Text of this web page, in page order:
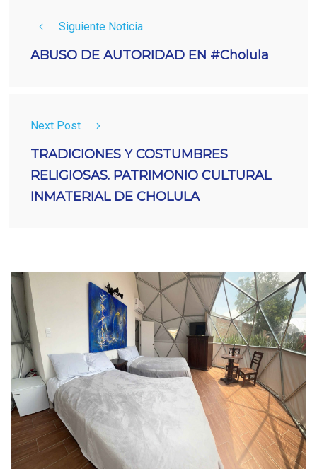
Siguiente Noticia
ABUSO DE AUTORIDAD EN #Cholula
Next Post
TRADICIONES Y COSTUMBRES
RELIGIOSAS. PATRIMONIO CULTURAL
INMATERIAL DE CHOLULA